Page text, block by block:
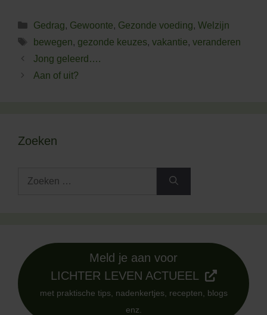
Categorieën
Gedrag, Gewoonte, Gezonde voeding, Welzijn
Tags
bewegen, gezonde keuzes, vakantie, veranderen
Jong geleerd….
Aan of uit?
Zoeken
Meld je aan voor
LICHTER LEVEN ACTUEEL
met praktische tips, nadenkertjes, recepten, blogs
enz.